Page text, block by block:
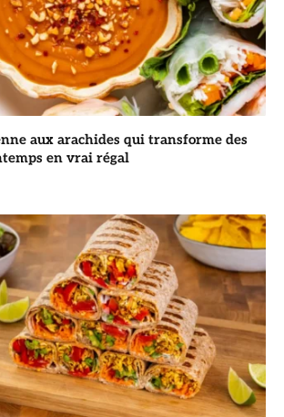
aux arachides qui transforme des
en vrai régal